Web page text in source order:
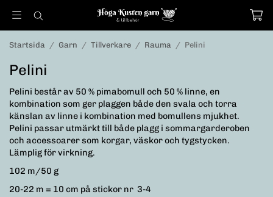
Startsida / Garn / Tillverkare / Rauma / Pelini
Pelini
Pelini består av 50 % pimabomull och 50 % linne, en
kombination som ger plaggen både den svala och torra
känslan av linne i kombination med bomullens mjukhet.
Pelini passar utmärkt till både plagg i sommargarderoben
och accessoarer som korgar, väskor och tygstycken.
Lämplig för virkning.
102 m/50 g
20-22 m = 10 cm på stickor nr 3-4